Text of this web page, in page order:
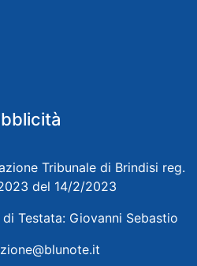
Tribunale di Brindisi reg.
del 14/2/2023
Testata: Giovanni Sebastio